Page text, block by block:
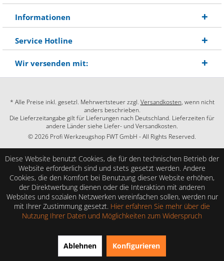
Informationen
Service Hotline
Wir versenden mit:
* Alle Preise inkl. gesetzl. Mehrwertsteuer zzgl. Versandkosten, wenn nicht
anders beschrieben.
Die Lieferzeitangabe gilt für Lieferungen nach Deutschland. Lieferzeiten für
andere Länder siehe Liefer- und Versandkosten.
© 2026 Profi Werkzeugshop FWT GmbH - All Rights Reserved.
Diese Website benutzt Cookies, die für den technischen Betrieb der
Website erforderlich sind und stets gesetzt werden. Andere
Cookies, die den Komfort bei Benutzung dieser Website erhöhen,
der Direktwerbung dienen oder die Interaktion mit anderen
Websites und sozialen Netzwerken vereinfachen sollen, werden nur
mit Ihrer Zustimmung gesetzt. Hier erfahren Sie mehr über die
Nutzung Ihrer Daten und Möglichkeiten zum Widerspruch
Ablehnen Konfigurieren
SEHR GUT (4.86 / 5)
Bewertungen bei: shopauskunft.de, google.com, shopvote.de ⓘ
Informationen zur Echtheit der Bewertungen